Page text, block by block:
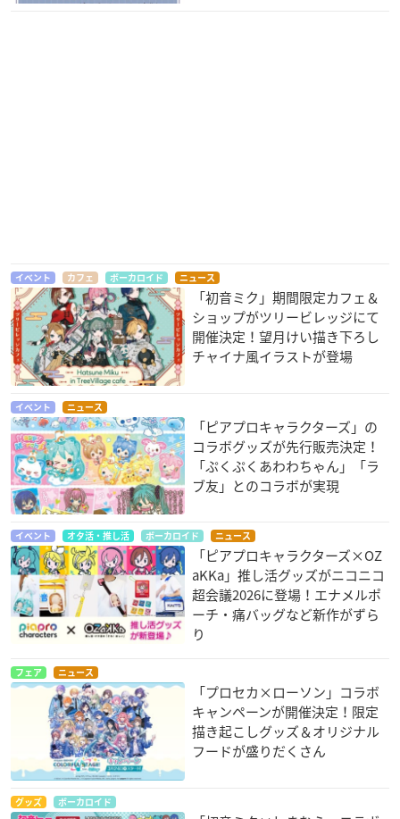
イベント カフェ ボーカロイド ニュース
「初音ミク」期間限定カフェ＆
ショップがツリービレッジにて
開催決定！望月けい描き下ろし
チャイナ風イラストが登場
イベント ニュース
「ピアプロキャラクターズ」の
コラボグッズが先行販売決定！
「ぷくぷくあわわちゃん」「ラ
ブ友」とのコラボが実現
イベント オタ活・推し活 ボーカロイド ニュース
「ピアプロキャラクターズ×OZ
aKKa」推し活グッズがニコニコ
超会議2026に登場！エナメルポ
ーチ・痛バッグなど新作がずら
り
フェア ニュース
「プロセカ×ローソン」コラボ
キャンペーンが開催決定！限定
描き起こしグッズ＆オリジナル
フードが盛りだくさん
グッズ ボーカロイド